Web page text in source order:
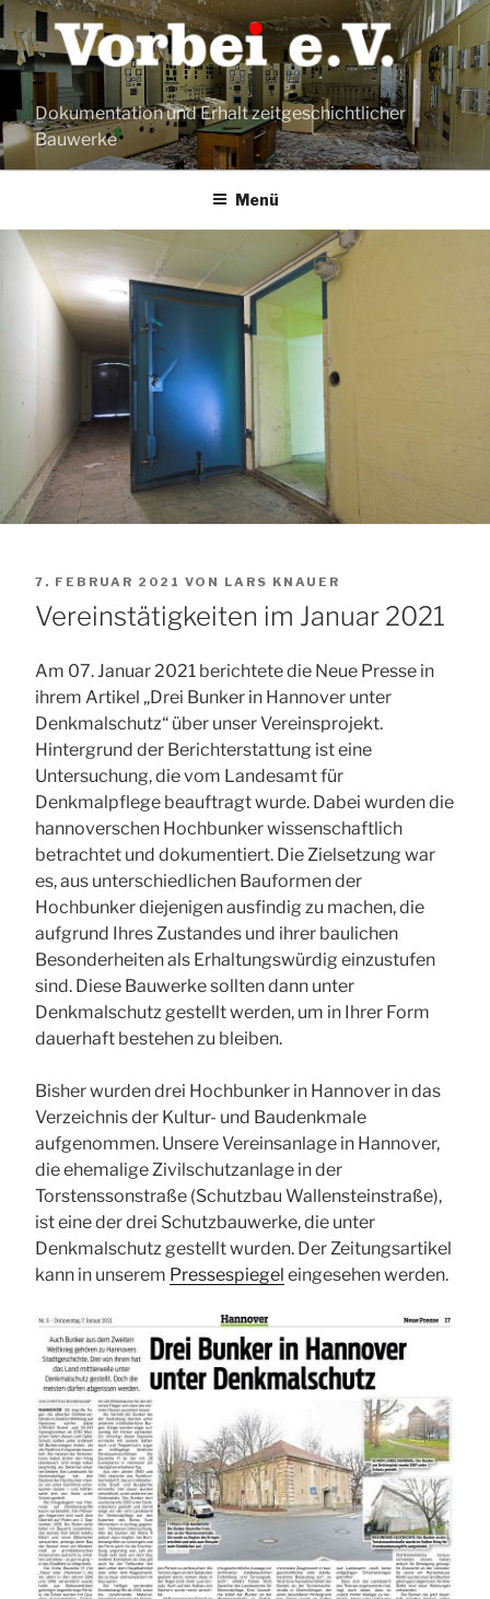
Zum
Inhalt
springen
Dokumentation und Erhalt zeitgeschichtlicher
Bauwerke
Menü
VERÖFFENTLICHT
AM
7. FEBRUAR 2021 VON LARS KNAUER
Vereinstätigkeiten im Januar 2021
Am 07. Januar 2021 berichtete die Neue Presse in
ihrem Artikel „Drei Bunker in Hannover unter
Denkmalschutz“ über unser Vereinsprojekt.
Hintergrund der Berichterstattung ist eine
Untersuchung, die vom Landesamt für
Denkmalpflege beauftragt wurde. Dabei wurden die
hannoverschen Hochbunker wissenschaftlich
betrachtet und dokumentiert. Die Zielsetzung war
es, aus unterschiedlichen Bauformen der
Hochbunker diejenigen ausfindig zu machen, die
aufgrund Ihres Zustandes und ihrer baulichen
Besonderheiten als Erhaltungswürdig einzustufen
sind. Diese Bauwerke sollten dann unter
Denkmalschutz gestellt werden, um in Ihrer Form
dauerhaft bestehen zu bleiben.
Bisher wurden drei Hochbunker in Hannover in das
Verzeichnis der Kultur- und Baudenkmale
aufgenommen. Unsere Vereinsanlage in Hannover,
die ehemalige Zivilschutzanlage in der
Torstenssonstraße (Schutzbau Wallensteinstraße),
ist eine der drei Schutzbauwerke, die unter
Denkmalschutz gestellt wurden. Der Zeitungsartikel
kann in unserem Pressespiegel eingesehen werden.